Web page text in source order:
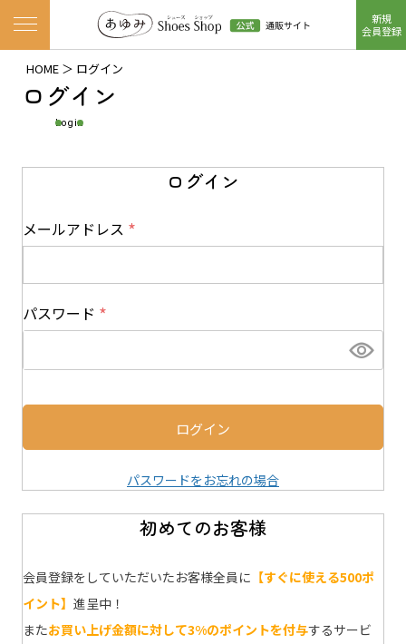
ナビゲーションメニューを開く
新規
会員登録
HOME ログイン
ログイン
Login
ログイン
メールアドレス
(
パスワード
(
)
ログイン
パスワードをお忘れの場合
初めてのお客様
会員登録をしていただいたお客様全員に 【すぐに使える500ポ
イント】 進呈中！
またお買い上げ金額に対して3%のポイントを付与するサービ